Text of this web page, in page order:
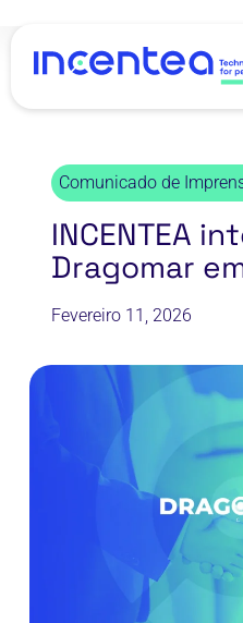
Comunicado de
INCENTEA
Dragomar
Fevereiro 11, 2026